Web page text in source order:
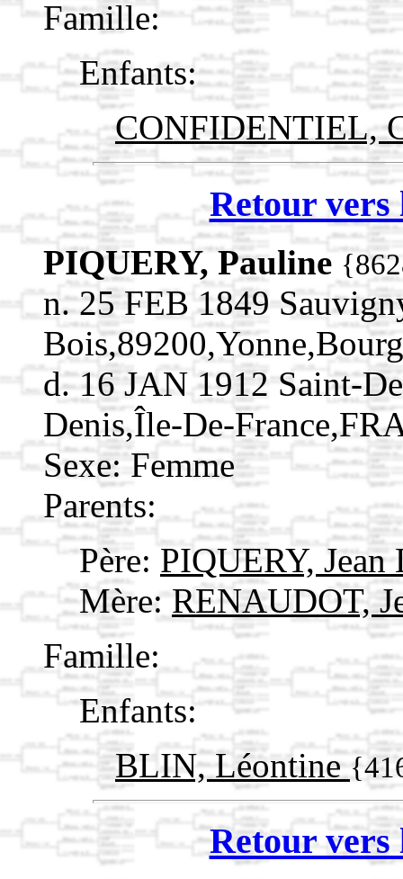
Famille:
Enfants:
CONFIDENTIEL,
Retour vers
PIQUERY, Pauline
n. 25 FEB 1849
d. 16 JAN 1912 Saint-
Denis,Île-De-
Sexe: Femme
Parents:
Père: PIQUERY,
Mère: RENAUDOT,
Famille:
Enfants:
BLIN, Léontine
Retour vers